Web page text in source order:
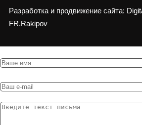
Разработка и продвижение сайта:
FR.Rakipov